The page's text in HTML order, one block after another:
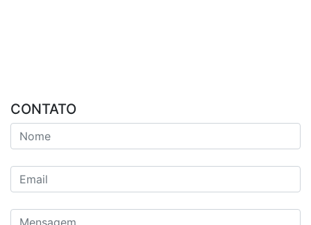
CONTATO